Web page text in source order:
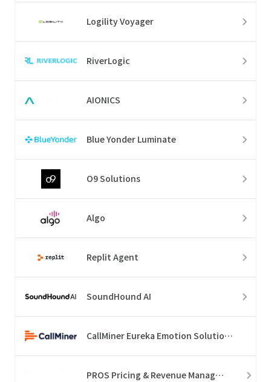
Logility Voyager
RiverLogic
AIONICS
Blue Yonder Luminate
O9 Solutions
Algo
Replit Agent
SoundHound AI
CallMiner Eureka Emotion Solution Suite
PROS Pricing & Revenue Management